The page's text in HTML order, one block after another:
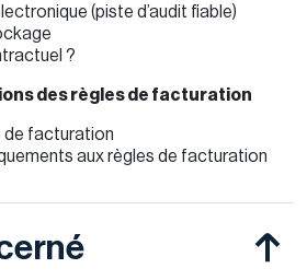
(piste d’audit fiable)
?
des règles de facturation
de facturation
aux règles de facturation